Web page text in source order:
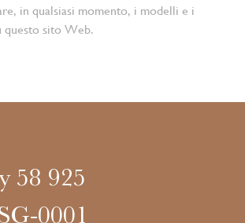
in qualsiasi momento, i modelli e i
questo sito Web.
58 925
0001